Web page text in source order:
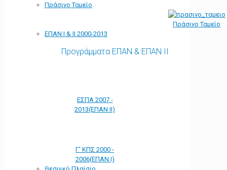
Πράσινο Ταμείο
Πράσινο Ταμείο
ΕΠΑΝ Ι & ΙΙ 2000-2013
Προγράμματα ΕΠΑΝ & ΕΠΑΝ ΙΙ
ΕΣΠΑ 2007 -
2013(ΕΠΑΝ ΙΙ)
Γ' ΚΠΣ 2000 -
2006(ΕΠΑΝ Ι)